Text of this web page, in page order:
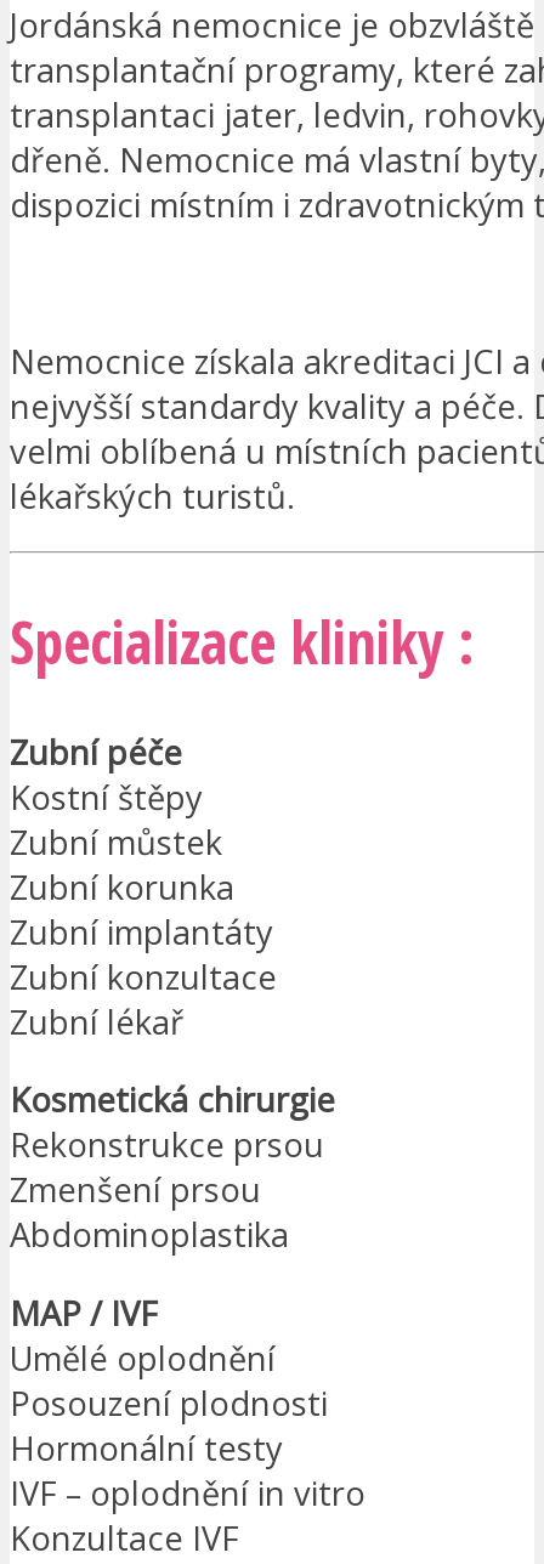
Jordánská nemocnice je
transplantační programy, které
transplantaci jater, ledvin,
dřeně. Nemocnice má vlastní
dispozici místním i zdravotnickým
Nemocnice získala akreditaci JCI
nejvyšší standardy kvality a péče.
velmi oblíbená u místních
lékařských turistů.
Specializace kliniky :
Zubní péče
Kostní štěpy
Zubní můstek
Zubní korunka
Zubní implantáty
Zubní konzultace
Zubní lékař
Kosmetická chirurgie
Rekonstrukce prsou
Zmenšení prsou
Abdominoplastika
MAP / IVF
Umělé oplodnění
Posouzení plodnosti
Hormonální testy
IVF – oplodnění in vitro
Konzultace IVF